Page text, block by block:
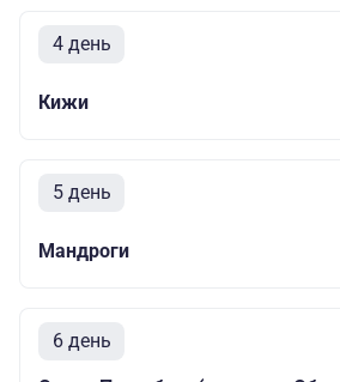
4 день
Кижи
5 день
Мандроги
6 день